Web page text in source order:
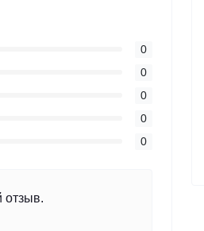
0
0
0
0
0
отзыв.